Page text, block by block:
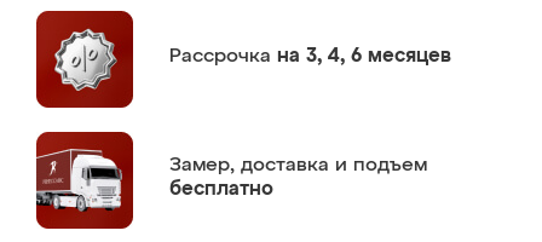
Рассрочка на 3, 4, 6 месяцев
Замер, доставка и подъем
бесплатно